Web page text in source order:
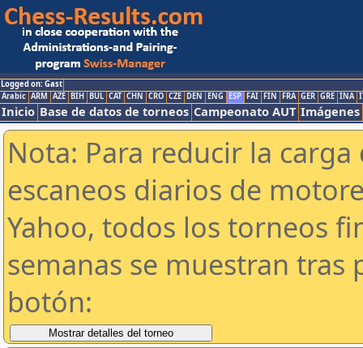
Logged on: Gast
Arabic ARM AZE BIH BUL CAT CHN CRO CZE DEN ENG ESP FAI FIN FRA GER GRE INA
Inicio Base de datos de torneos Campeonato AUT Imágenes
Nota: Para reducir la
escaneos diarios de
Yahoo, todos los torneos
semanas se muestran tras
botón: